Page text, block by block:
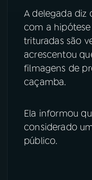
A delegada diz
com a
trituradas são
acrescentou
filmagens de
caçamba.
Ela informou
considerado
público.